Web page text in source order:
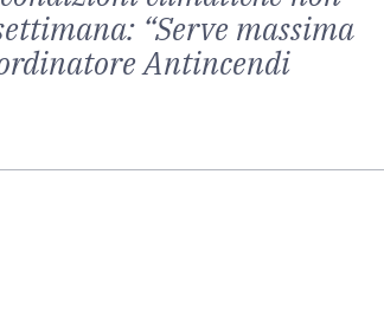
“Serve massima
Antincendi